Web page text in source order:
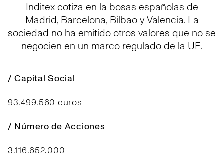
Inditex cotiza en la bosas españolas de
Madrid, Barcelona, Bilbao y Valencia. La
sociedad no ha emitido otros valores que no se
negocien en un marco regulado de la UE.
/ Capital Social
93.499.560 euros
/ Número de Acciones
3.116.652.000